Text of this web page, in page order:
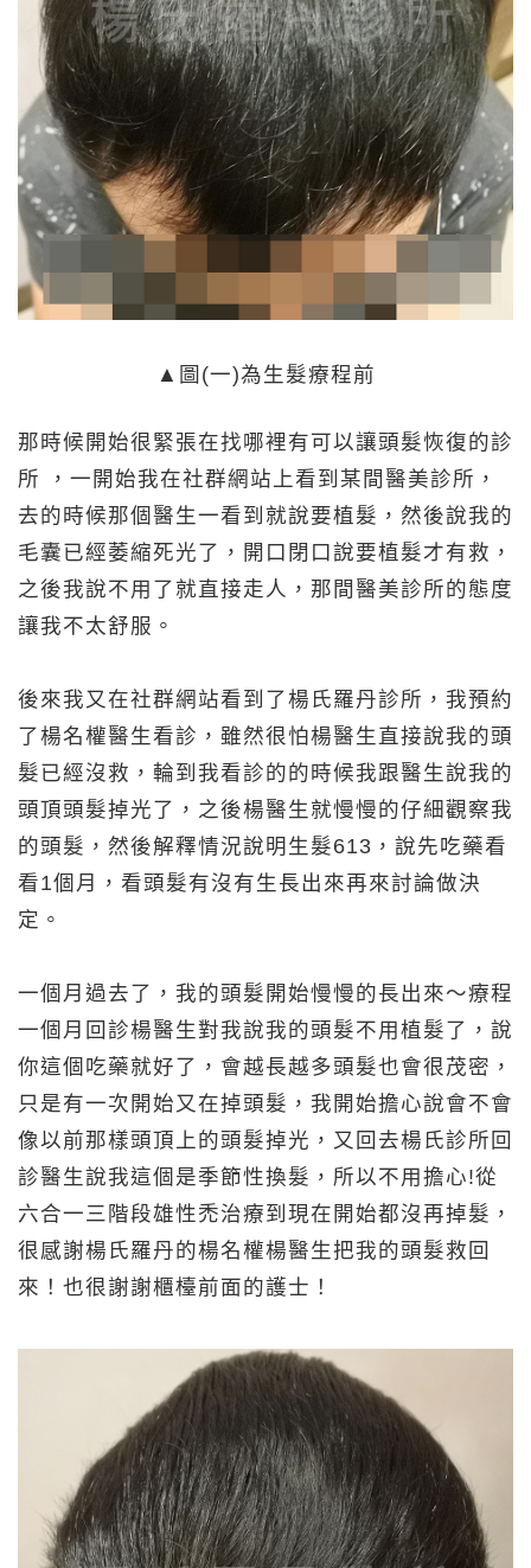
▲圖(一)為生髮療程前
那時候開始很緊張在找哪裡有可以讓頭髮恢復的診
所 ，一開始我在社群網站上看到某間醫美診所，
去的時候那個醫生一看到就說要植髮，然後說我的
毛囊已經萎縮死光了，開口閉口說要植髮才有救，
之後我說不用了就直接走人，那間醫美診所的態度
讓我不太舒服。
後來我又在社群網站看到了楊氏羅丹診所，我預約
了楊名權醫生看診，雖然很怕楊醫生直接說我的頭
髮已經沒救，輪到我看診的的時候我跟醫生說我的
頭頂頭髮掉光了，之後楊醫生就慢慢的仔細觀察我
的頭髮，然後解釋情況說明生髮613，說先吃藥看
看1個月，看頭髮有沒有生長出來再來討論做決
定。
一個月過去了，我的頭髮開始慢慢的長出來～療程
一個月回診楊醫生對我說我的頭髮不用植髮了，說
你這個吃藥就好了，會越長越多頭髮也會很茂密，
只是有一次開始又在掉頭髮，我開始擔心說會不會
像以前那樣頭頂上的頭髮掉光，又回去楊氏診所回
診醫生說我這個是季節性換髮，所以不用擔心!從
六合一三階段雄性禿治療到現在開始都沒再掉髮，
很感謝楊氏羅丹的楊名權楊醫生把我的頭髮救回
來！也很謝謝櫃檯前面的護士！